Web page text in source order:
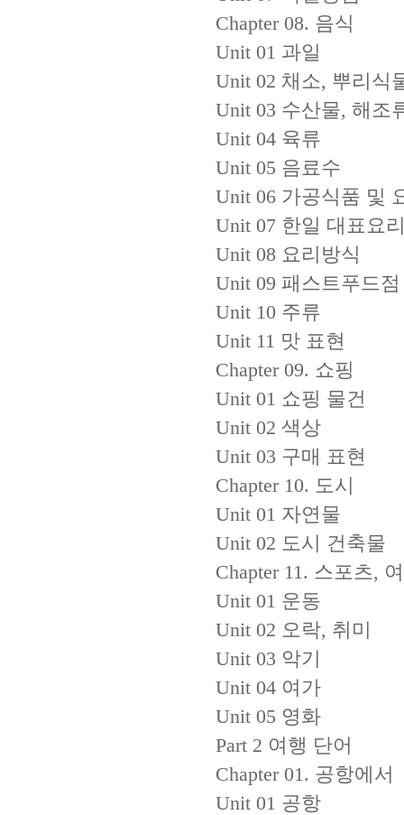
Chapter 08. 음식
Unit 01 과일
Unit 02 채소, 뿌리식
Unit 03 수산물, 해조
Unit 04 육류
Unit 05 음료수
Unit 06 가공식품 및
Unit 07 한일 대표요
Unit 08 요리방식
Unit 09 패스트푸드점
Unit 10 주류
Unit 11 맛 표현
Chapter 09. 쇼핑
Unit 01 쇼핑 물건
Unit 02 색상
Unit 03 구매 표현
Chapter 10. 도시
Unit 01 자연물
Unit 02 도시 건축물
Chapter 11. 스포츠,
Unit 01 운동
Unit 02 오락, 취미
Unit 03 악기
Unit 04 여가
Unit 05 영화
Part 2 여행 단어
Chapter 01. 공항에서
Unit 01 공항